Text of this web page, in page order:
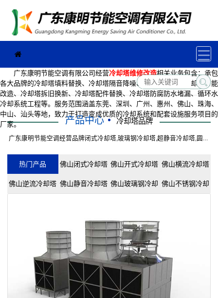
广东康明节能空调有限公司经营冷却塔维修改造相关业务包含：承包
各大品牌的冷却塔填料替换、冷却塔隔音降噪、冷却塔维修、冷却塔节能
改造、冷却塔拆旧换新、冷却塔配件替换、冷却塔防腐防水堵漏、循环水
冷却系统工程等。服务范围涵盖东莞、深圳、广州、惠州、佛山、珠海、
中山、汕头等地，致力于打造变成优质的冷却系统和配套设施服务项目的
厂家。
产品中心 冷却塔品牌
广东康明节能空调经营品牌闭式冷却塔,玻璃钢冷却塔,超静音冷却塔,圆形
热门产品 佛山闭式冷却塔 佛山开式冷却塔 佛山横流冷却塔
佛山逆流冷却塔 佛山静音冷却塔 佛山玻璃钢冷却 佛山不锈钢冷却